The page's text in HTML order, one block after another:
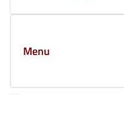
Menu